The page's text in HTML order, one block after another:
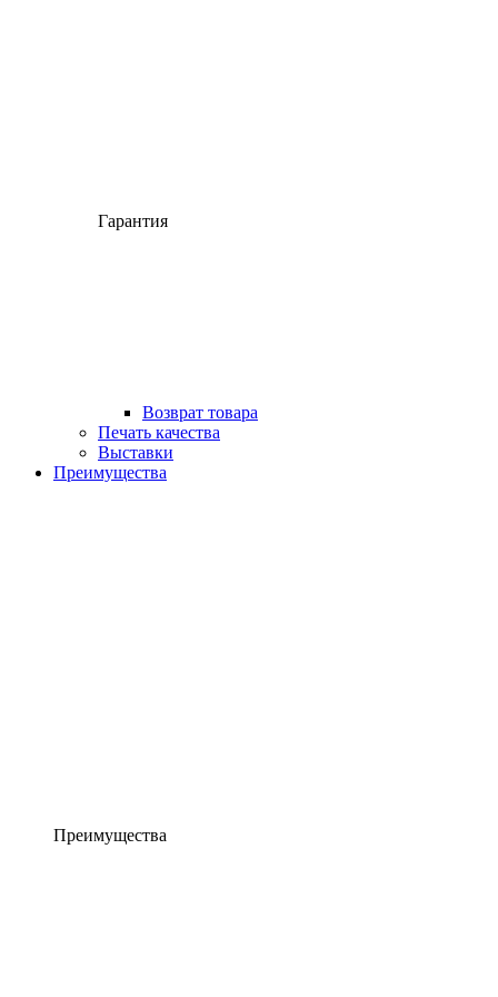
Гарантия
Возврат товара
Печать качества
Выставки
Преимущества
Преимущества